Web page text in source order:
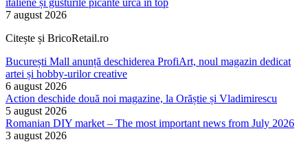
7 august 2026
Citește și BricoRetail.ro
București Mall anunță deschiderea ProfiArt, noul magazin dedicat
artei și hobby-urilor creative
6 august 2026
Action deschide două noi magazine, la Orăștie și Vladimirescu
5 august 2026
Romanian DIY market – The most important news from July 2026
3 august 2026